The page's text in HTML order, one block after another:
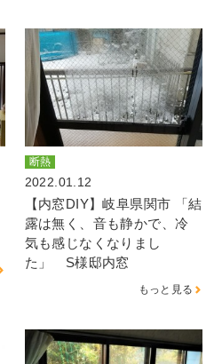
断熱
2022.01.12
【内窓DIY】岐阜県関市 「結
露は無く、音も静かで、冷
気も感じなくなりまし
た」 S様邸内窓
もっと見る